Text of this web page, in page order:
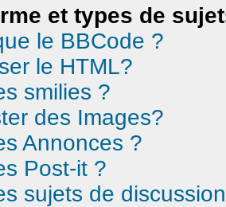
et types de
le BBCode ?
le HTML?
smilies ?
des Images?
Annonces ?
Post-it ?
sujets de